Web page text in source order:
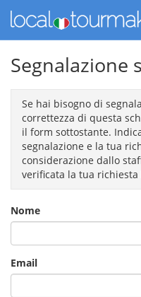
Segnalazione
Se hai bisogno di
correttezza di questa
il form sottostante.
segnalazione e la tua
considerazione dallo
verificata la tua
Nome
Email